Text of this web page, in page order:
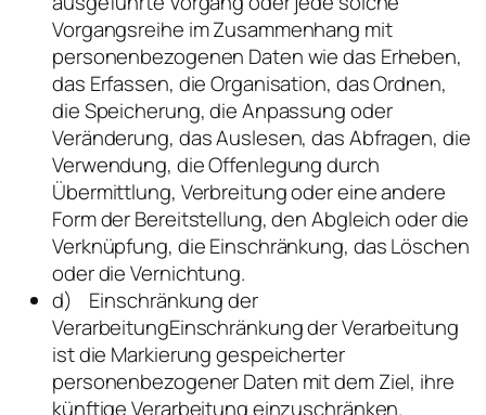
Vorgangsreihe im Zusammenhang mit
personenbezogenen Daten wie das Erheben,
das Erfassen, die Organisation, das Ordnen,
die Speicherung, die Anpassung oder
Veränderung, das Auslesen, das Abfragen, die
Verwendung, die Offenlegung durch
Übermittlung, Verbreitung oder eine andere
Form der Bereitstellung, den Abgleich oder die
Verknüpfung, die Einschränkung, das Löschen
oder die Vernichtung.
d) Einschränkung der
VerarbeitungEinschränkung der Verarbeitung
ist die Markierung gespeicherter
personenbezogener Daten mit dem Ziel, ihre
künftige Verarbeitung einzuschränken.